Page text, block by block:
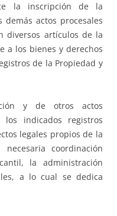
la inscripción de la
actos procesales
diversos artículos de la
a los bienes y derechos
de la Propiedad y
y de otros actos
los indicados registros
legales propios de la
coordinación
la administración
a lo cual se dedica